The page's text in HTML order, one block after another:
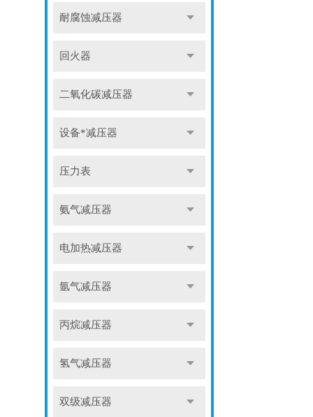
耐腐蚀减压器
回火器
二氧化碳减压器
设备*减压器
压力表
氨气减压器
电加热减压器
氩气减压器
丙烷减压器
氢气减压器
双级减压器